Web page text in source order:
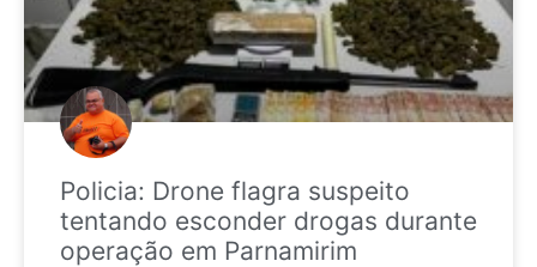
Policia: Drone flagra suspeito
tentando esconder drogas durante
operação em Parnamirim